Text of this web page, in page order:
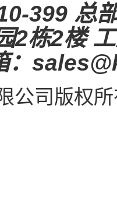
399 总
2栋2楼
：
公司 版权